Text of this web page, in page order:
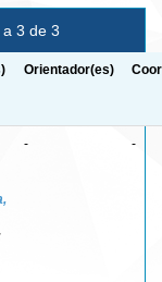
3 de 3
Orientador(es)
- -